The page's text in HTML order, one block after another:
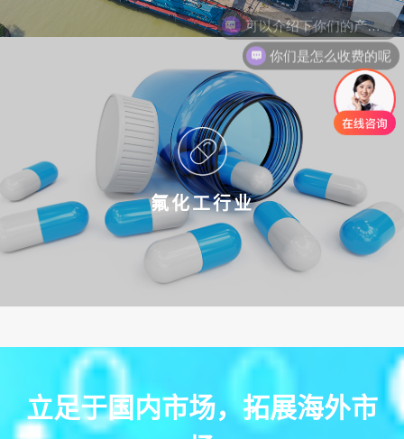
氟化工行业
立足于国内市场，拓展海外市
你们是怎么收费的呢